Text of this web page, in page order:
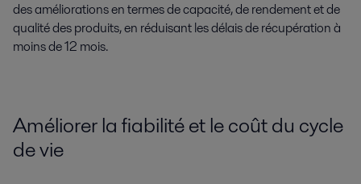
des améliorations en termes de capacité, de rendement et de
qualité des produits, en réduisant les délais de récupération à
moins de 12 mois.
Améliorer la fiabilité et le coût du cycle
de vie